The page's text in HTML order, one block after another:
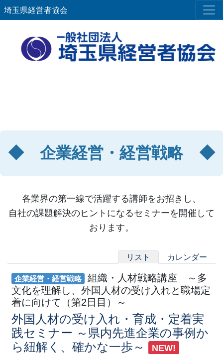
埼玉県経営者協会
◆ 企業経営・経営戦略 ◆
各業界の第一線で活躍する講師をお招きし、
自社の課題解決のヒントになるセミナーを開催して
おります。
リスト カレンダー
企業経営・経営戦略
組織・人材戦略講座 ～多
文化を理解し、外国人材の受け入れと職場定
着に向けて（第2日目）～
外国人材の受け入れ・育成・定着実
践セミナー ～県内先進企業の事例か
ら紐解く、確かな一歩～
NEW!